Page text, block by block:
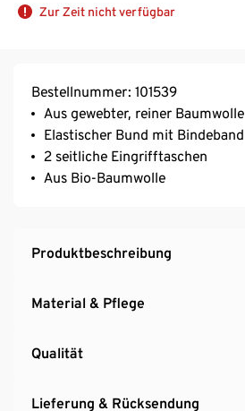
Zur Zeit nicht verfügbar
Bestellnummer: 101539
Aus gewebter, reiner Baumwolle
Elastischer Bund mit Bindeband
2 seitliche Eingrifftaschen
Aus Bio-Baumwolle
Produktbeschreibung
Material & Pflege
Qualität
Lieferung & Rücksendung